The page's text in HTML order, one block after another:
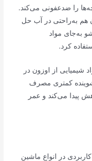
را ضدعفونی می‌کند.
هم به‌راحتی در آب حل
به‌جای مواد
کرد.
از اوزون در
کمتری مصرف
می‌کند و عمر
در انواع ماشین